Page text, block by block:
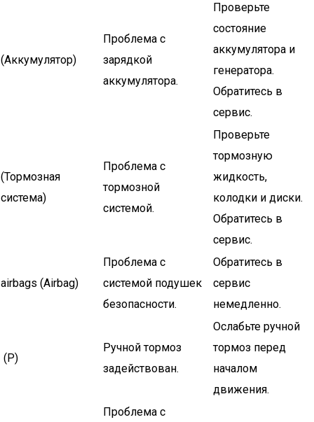
(Аккумулятор)
Проблема с
зарядкой
аккумулятора.
Проверьте
состояние
аккумулятора и
генератора.
Обратитесь в
сервис.
(Тормозная
система)
Проблема с
тормозной
системой.
Проверьте
тормозную
жидкость,
колодки и диски.
Обратитесь в
сервис.
airbags (Airbag)
Проблема с
системой подушек
безопасности.
Обратитесь в
сервис
немедленно.
️ (P)
Ручной тормоз
задействован.
Ослабьте ручной
тормоз перед
началом
движения.
Проблема с